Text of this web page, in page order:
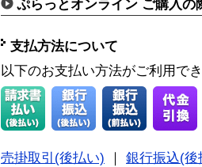
ぷらっとオンライン ご購入の
支払方法について
以下のお支払い方法がご利用で
売掛取引(後払い)
銀行振込(後